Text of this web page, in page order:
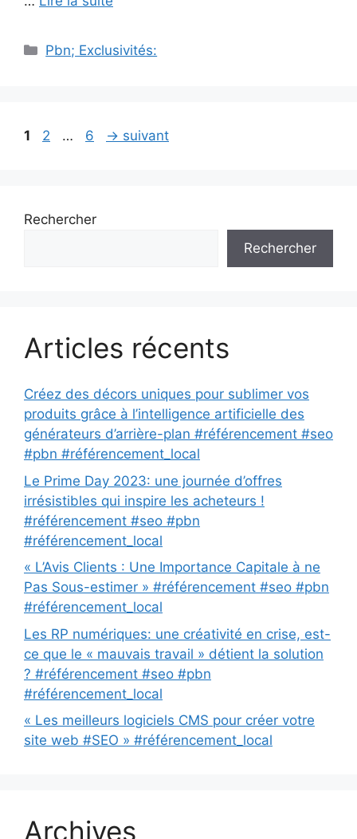
Catégories
Pbn; Exclusivités:
Page
1 Page
2 … Page
6 → suivant
Rechercher
Rechercher
Articles récents
Créez des décors uniques pour sublimer vos
produits grâce à l’intelligence artificielle des
générateurs d’arrière-plan #référencement #seo
#pbn #référencement_local
Le Prime Day 2023: une journée d’offres
irrésistibles qui inspire les acheteurs !
#référencement #seo #pbn
#référencement_local
« L’Avis Clients : Une Importance Capitale à ne
Pas Sous-estimer » #référencement #seo #pbn
#référencement_local
Les RP numériques: une créativité en crise, est-
ce que le « mauvais travail » détient la solution
? #référencement #seo #pbn
#référencement_local
« Les meilleurs logiciels CMS pour créer votre
site web #SEO » #référencement_local
Archives